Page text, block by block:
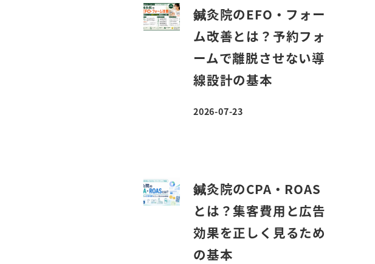
鍼灸院のEFO・フォー
ム改善とは？予約フォ
ームで離脱させない導
線設計の基本
投稿日
2026-07-23
鍼灸院のCPA・ROAS
とは？集客費用と広告
効果を正しく見るため
の基本